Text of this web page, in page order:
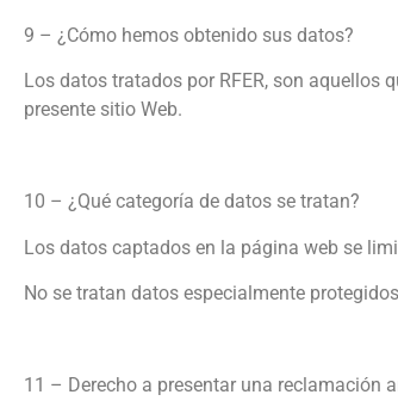
9 – ¿Cómo hemos obtenido sus datos?
Los datos tratados por RFER, son aquellos
presente sitio Web.
10 – ¿Qué categoría de datos se tratan?
Los datos captados en la página web se
No se tratan datos especialmente
11 – Derecho a presentar una reclamación